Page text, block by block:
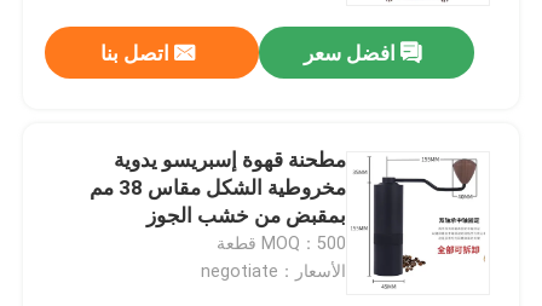
افضل سعر اتصل بنا
مطحنة قهوة إسبريسو يدوية
مخروطية الشكل مقاس 38 مم
بمقبض من خشب الجوز
MOQ：500 قطعة
الأسعار：negotiate